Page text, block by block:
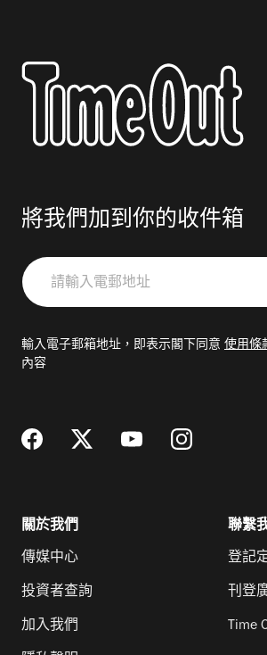
將我們加到你的收件箱
請
輸
郵
輸入電子郵箱地址，即表示閣下同意 使用條
內容
關於我們
傳媒中心
投資者查詢
加入我們
聯繫
登記
刊登
Time